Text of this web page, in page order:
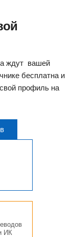
ждут вашей
бесплатна и
профиль на
ИК